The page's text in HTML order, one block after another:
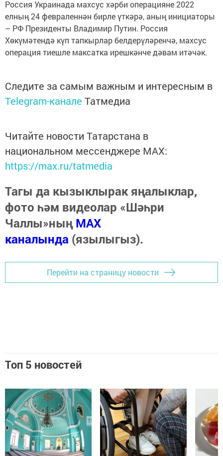
Россия Украинада махсус хәрби операцияне 2022
елның 24 февраленнән бирле үткәрә, аның инициаторы
– РФ Президенты Владимир Путин. Россия
Хөкүмәтендә күп тапкырлар белдерүләренчә, махсус
операция тиешле максатка ирешкәнче дәвам итәчәк.
Следите за самым важным и интересным в
Telegram-канале Татмедиа
Читайте новости Татарстана в
национальном мессенджере MАХ:
https://max.ru/tatmedia
Тагы да кызыклырак яңалыклар,
фото һәм видеолар «Шәһри
Чаллы»ныңMAX
каналында (язылыгыз).
Перейти на страницу новости
Топ 5 новостей